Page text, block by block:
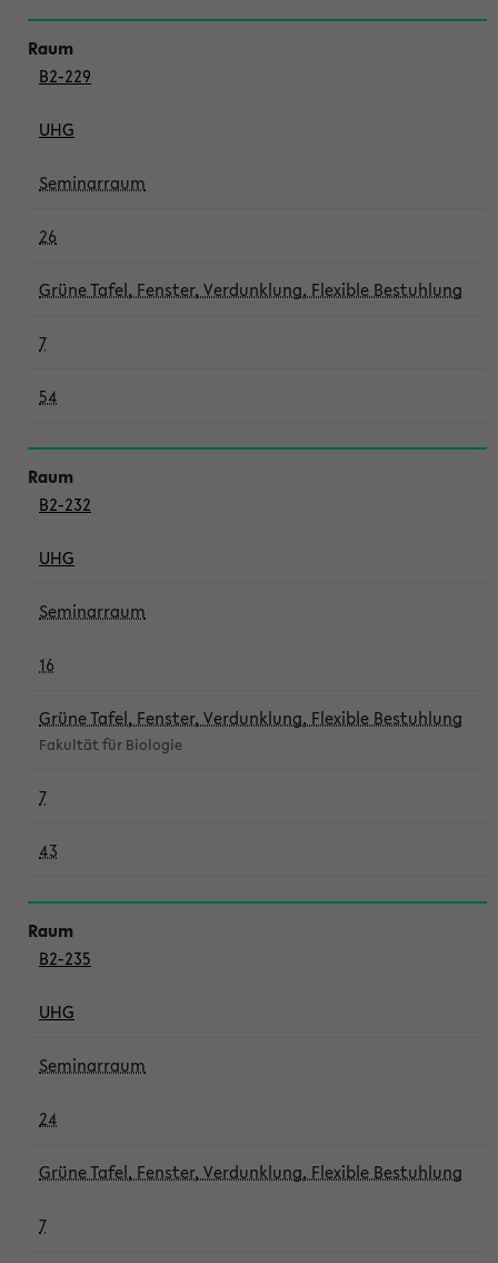
B2-229
UHG
Seminarraum
26
Grüne Tafel, Fenster, Verdunklung, Flexible Bestuhlung
7
54
B2-232
UHG
Seminarraum
16
Grüne Tafel, Fenster, Verdunklung, Flexible Bestuhlung
Fakultät für Biologie
7
43
B2-235
UHG
Seminarraum
24
Grüne Tafel, Fenster, Verdunklung, Flexible Bestuhlung
7